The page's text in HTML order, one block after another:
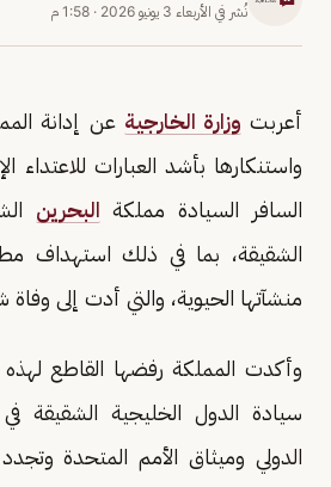
نُشر في الأربعاء 3 يونيو 2026 · 1:58 م
أعربت وزارة الخارجية عن إدانة
واستنكارها بأشد العبارات للاعتداء
السافر السيادة مملكة البحرين
الشقيقة، بما في ذلك استهداف
منشآتها الحيوية، والتي أدت إلى
وأكدت المملكة رفضها القاطع لهذه
سيادة الدول الخليجية الشقيقة
الدولي وميثاق الأمم المتحدة